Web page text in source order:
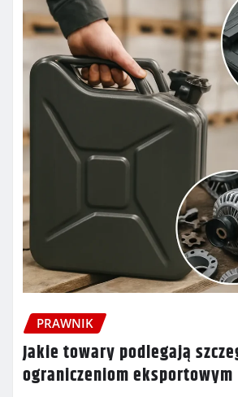
PRAWNIK
Jakie towary podlegają
ograniczeniom eksportowym